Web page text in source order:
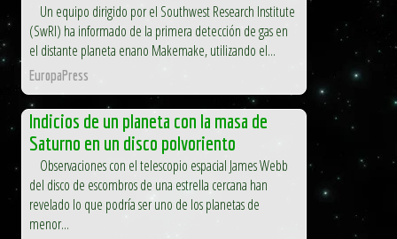
Un equipo dirigido por el Southwest Research Institute
(SwRI) ha informado de la primera detección de gas en
el distante planeta enano Makemake, utilizando el...
EuropaPress
Indicios de un planeta con la masa de
Saturno en un disco polvoriento
Observaciones con el telescopio espacial James Webb
del disco de escombros de una estrella cercana han
revelado lo que podría ser uno de los planetas de
menor...